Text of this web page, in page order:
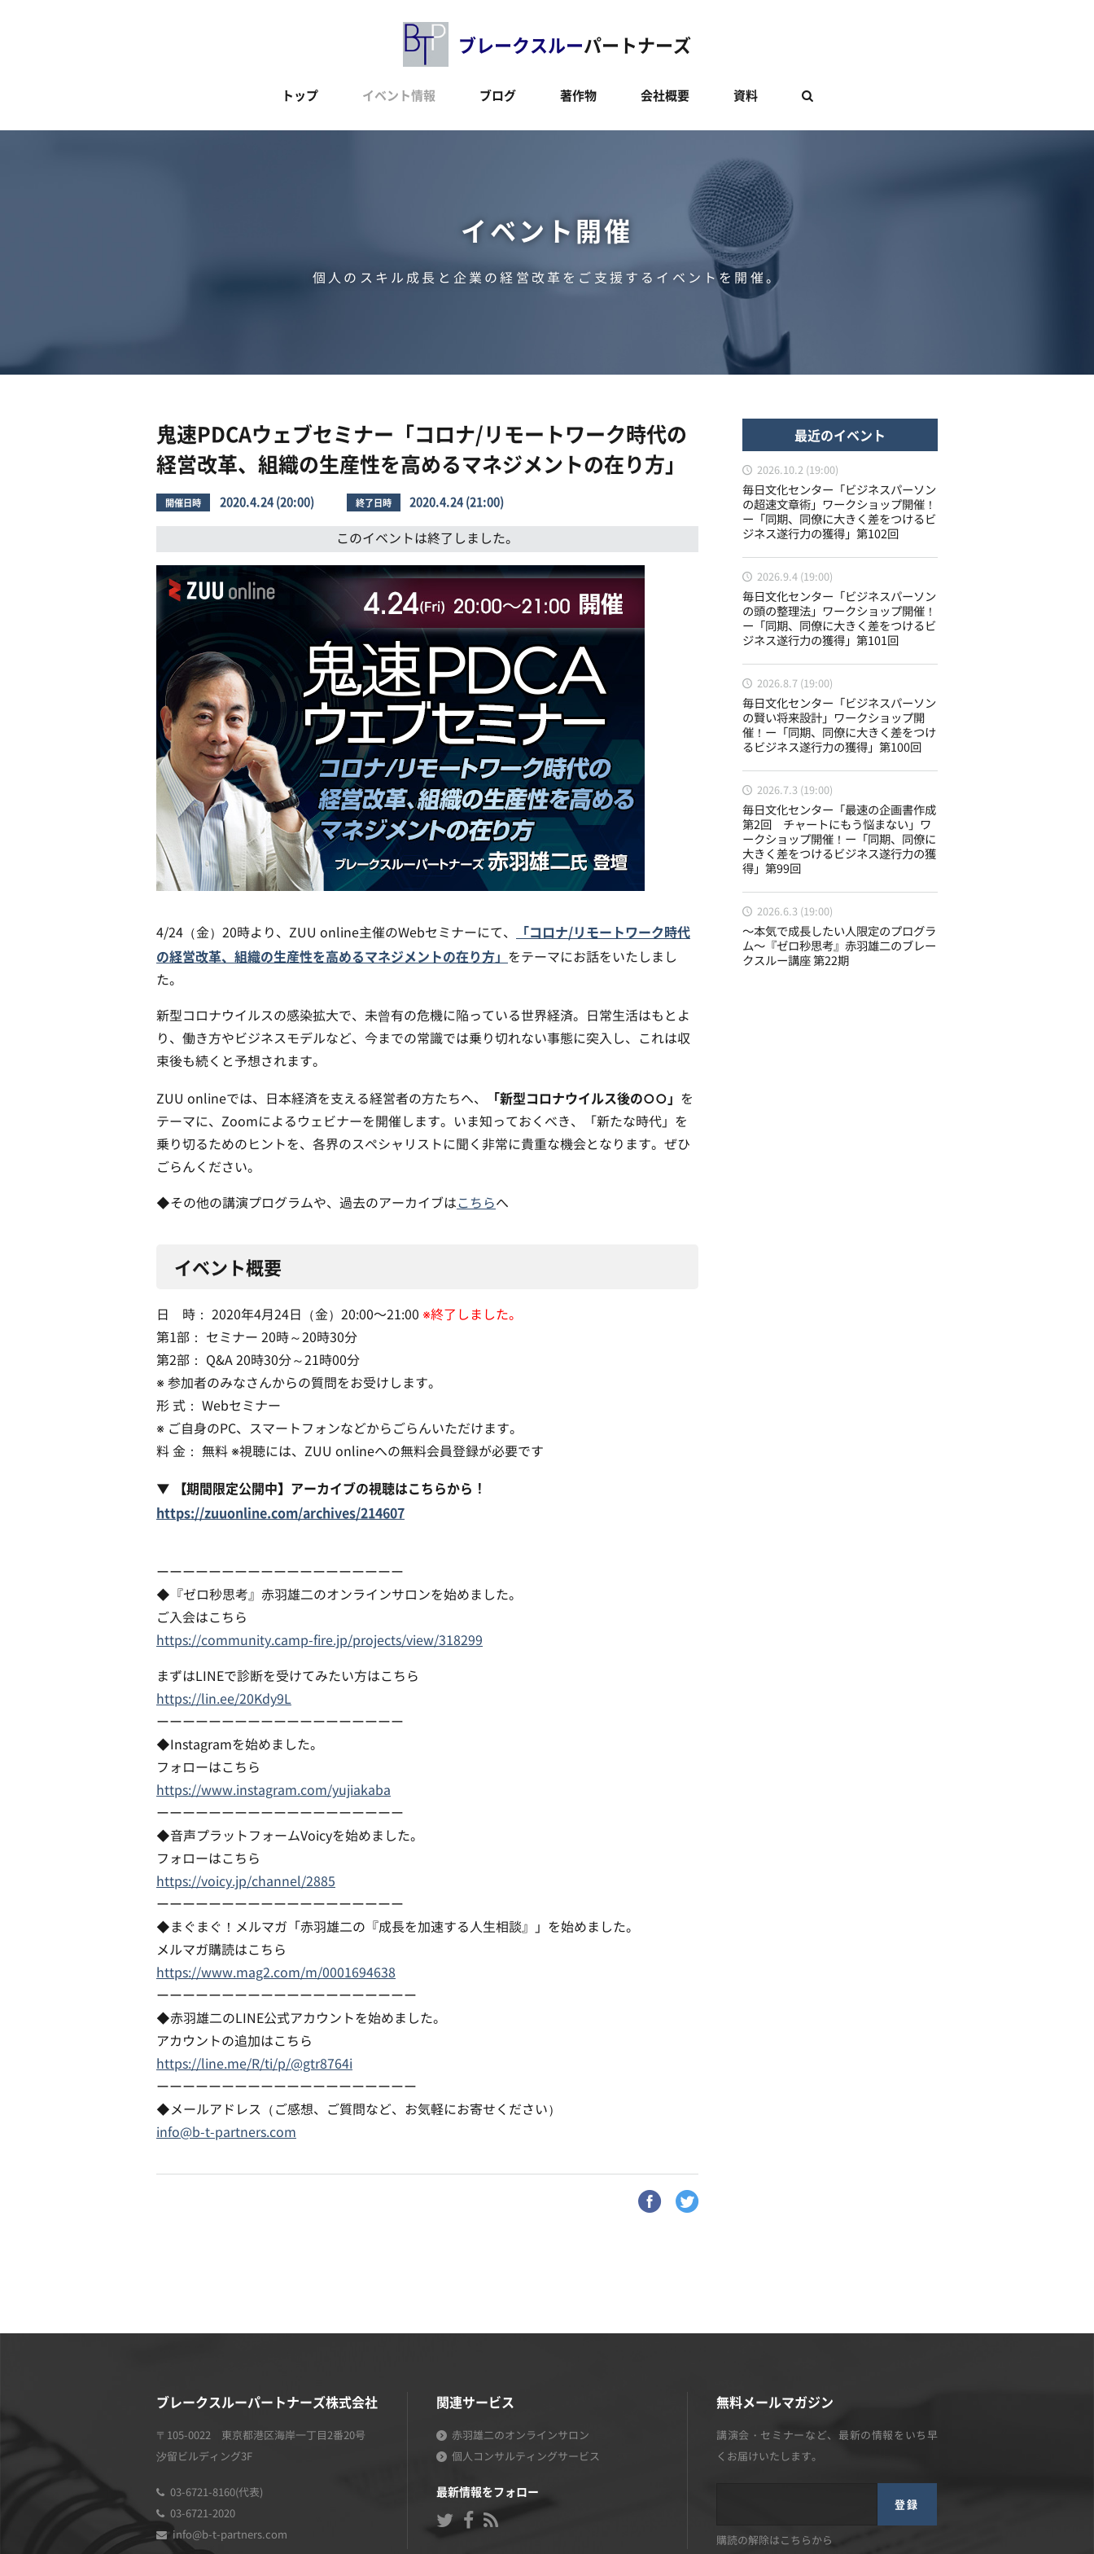
ブレークスルーパートナーズ
トップ イベント情報 ブログ 著作物 会社概要 資料 
イベント開催
個人のスキル成長と企業の経営改革をご支援するイベントを開催。
鬼速PDCAウェブセミナー「コロナ/リモートワーク時代の
経営改革、組織の生産性を高めるマネジメントの在り方」
開催日時 2020.4.24 (20:00) 終了日時 2020.4.24 (21:00)
このイベントは終了しました。
4/24（金）20時より、ZUU online主催のWebセミナーにて、
「コロナ/リモートワーク時代
の経営改革、組織の生産性を高めるマネジメントの在り方」
をテーマにお話をいたしまし
た。
新型コロナウイルスの感染拡大で、未曾有の危機に陥っている世界経済。日常生活はもとよ
り、働き方やビジネスモデルなど、今までの常識では乗り切れない事態に突入し、これは収
束後も続くと予想されます。
ZUU onlineでは、日本経済を支える経営者の方たちへ、 「新型コロナウイルス後の○○」
を
テーマに、Zoomによるウェビナーを開催します。いま知っておくべき、「新たな時代」を
乗り切るためのヒントを、各界のスペシャリストに聞く非常に貴重な機会となります。ぜひ
ごらんください。
◆その他の講演プログラムや、過去のアーカイブはこちらへ
イベント概要
日 時： 2020年4月24日（金）20:00〜21:00 ※終了しました。
第1部： セミナー 20時～20時30分
第2部： Q&A 20時30分～21時00分
※ 参加者のみなさんからの質問をお受けします。
形 式： Webセミナー
※ ご自身のPC、スマートフォンなどからごらんいただけます。
料 金： 無料 ※視聴には、ZUU onlineへの無料会員登録が必要です
▼ 【期間限定公開中】アーカイブの視聴はこちらから！
https://zuuonline.com/archives/214607
ーーーーーーーーーーーーーーーーーーー
◆『ゼロ秒思考』赤羽雄二のオンラインサロンを始めました。
ご入会はこちら
https://community.camp-fire.jp/projects/view/318299
まずはLINEで診断を受けてみたい方はこちら
https://lin.ee/20Kdy9L
ーーーーーーーーーーーーーーーーーーー
◆Instagramを始めました。
フォローはこちら
https://www.instagram.com/yujiakaba
ーーーーーーーーーーーーーーーーーーー
◆音声プラットフォームVoicyを始めました。
フォローはこちら
https://voicy.jp/channel/2885
ーーーーーーーーーーーーーーーーーーー
◆まぐまぐ！メルマガ「赤羽雄二の『成長を加速する人生相談』」を始めました。
メルマガ購読はこちら
https://www.mag2.com/m/0001694638
ーーーーーーーーーーーーーーーーーーーー
◆赤羽雄二のLINE公式アカウントを始めました。
アカウントの追加はこちら
https://line.me/R/ti/p/@gtr8764i
ーーーーーーーーーーーーーーーーーーーー
◆メールアドレス（ご感想、ご質問など、お気軽にお寄せください）
info@b-t-partners.com
最近のイベント
2026.10.2 (19:00)
毎日文化センター「ビジネスパーソン
の超速文章術」ワークショップ開催！
ー「同期、同僚に大きく差をつけるビ
ジネス遂行力の獲得」第102回
2026.9.4 (19:00)
毎日文化センター「ビジネスパーソン
の頭の整理法」ワークショップ開催！
ー「同期、同僚に大きく差をつけるビ
ジネス遂行力の獲得」第101回
2026.8.7 (19:00)
毎日文化センター「ビジネスパーソン
の賢い将来設計」ワークショップ開
催！ー「同期、同僚に大きく差をつけ
るビジネス遂行力の獲得」第100回
2026.7.3 (19:00)
毎日文化センター「最速の企画書作成
第2回 チャートにもう悩まない」ワ
ークショップ開催！ー「同期、同僚に
大きく差をつけるビジネス遂行力の獲
得」第99回
2026.6.3 (19:00)
〜本気で成長したい人限定のプログラ
ム〜『ゼロ秒思考』赤羽雄二のブレー
クスルー講座 第22期
ブレークスルーパートナーズ株式会社
〒105-0022 東京都港区海岸一丁目2番20号
汐留ビルディング3F
03-6721-8160(代表)
03-6721-2020
info@b-t-partners.com
関連サービス
赤羽雄二のオンラインサロン
個人コンサルティングサービス
最新情報をフォロー
無料メールマガジン
講演会・セミナーなど、最新の情報をいち早
くお届けいたします。
登録
購読の解除はこちらから